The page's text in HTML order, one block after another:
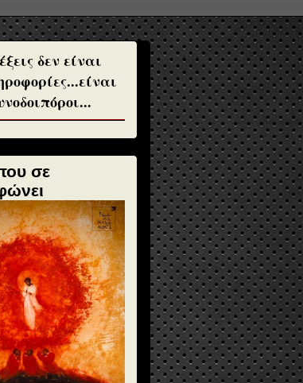
δεν είναι
σε